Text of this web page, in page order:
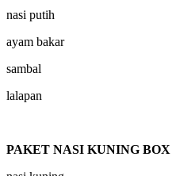
nasi putih
ayam bakar
sambal
lalapan
PAKET NASI KUNING BOX